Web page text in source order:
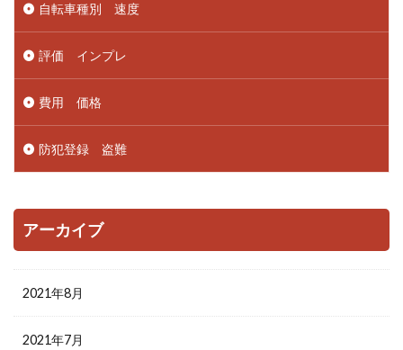
自転車種別 速度
評価 インプレ
費用 価格
防犯登録 盗難
アーカイブ
2021年8月
2021年7月